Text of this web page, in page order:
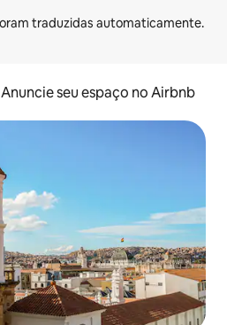
Anuncie seu espaço no Airbnb